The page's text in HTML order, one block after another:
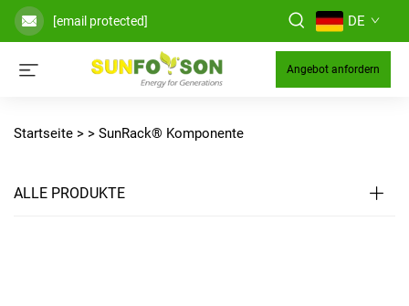
[email protected] DE
Angebot anfordern
Startseite > > SunRack® Komponente
ALLE PRODUKTE